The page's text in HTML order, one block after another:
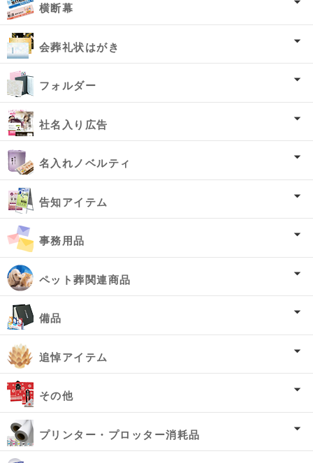
横断幕
会葬礼状はがき
フォルダー
社名入り広告
名入れノベルティ
告知アイテム
事務用品
ペット葬関連商品
備品
追悼アイテム
その他
プリンター・プロッター消耗品